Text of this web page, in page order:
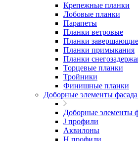
Крепежные планки
Лобовые планки
Парапеты
Планки ветровые
Планки завершающие
Планки примыкания
Планки
Торцевые планки
Тройники
Финишные планки
Доборные элементы фасада
Доборные элементы
J профили
Аквилоны
Н профили